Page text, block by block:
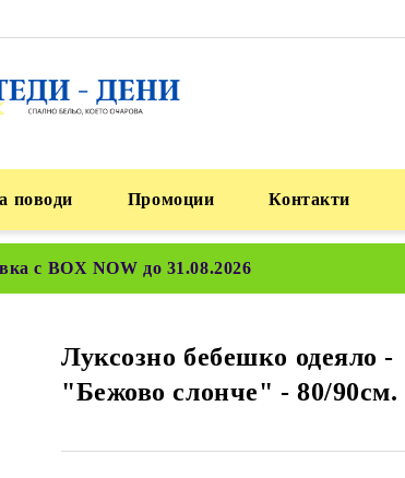
поводи Промоции Контакти
с BOX NOW до 31.08.2026
Луксозно бебешко одеяло -
"Бежово слонче" - 80/90см.